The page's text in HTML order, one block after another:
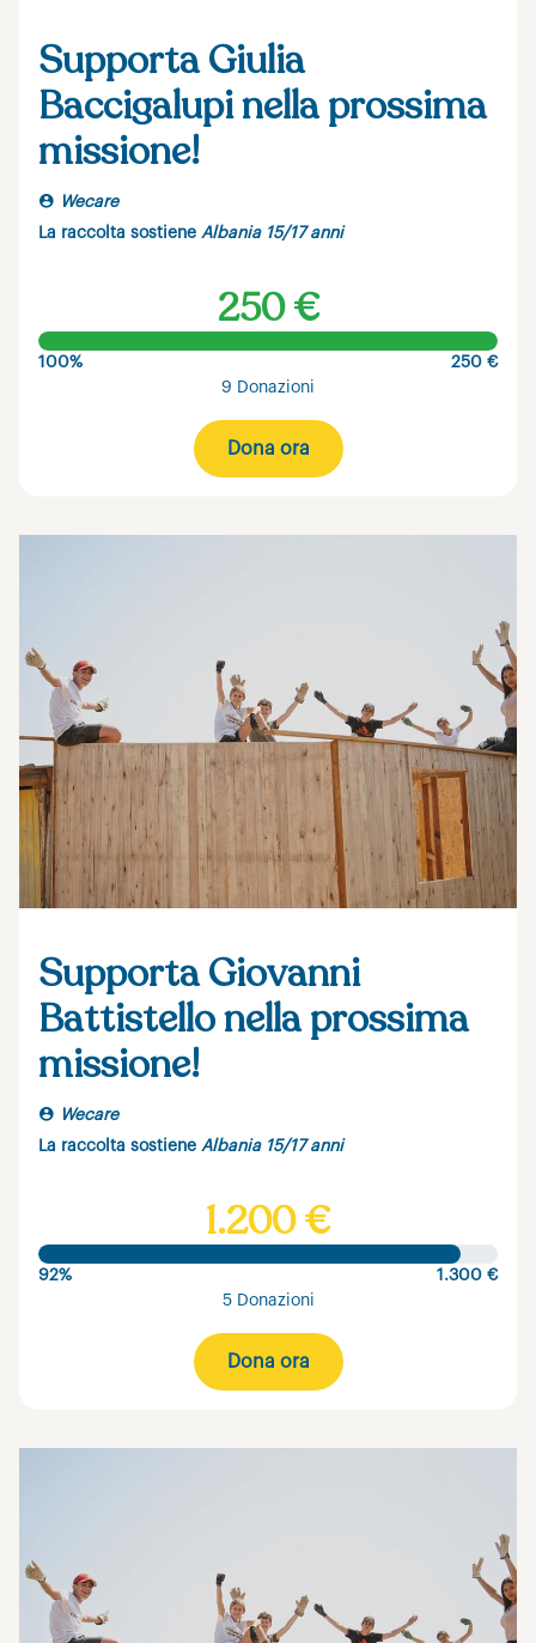
Supporta Giulia
Baccigalupi nella prossima
missione!
Wecare
La raccolta sostiene Albania 15/17 anni
250 €
100%
250 €
9 Donazioni
Dona ora
Supporta Giovanni
Battistello nella prossima
missione!
Wecare
La raccolta sostiene Albania 15/17 anni
1.200 €
92%
1.300 €
5 Donazioni
Dona ora